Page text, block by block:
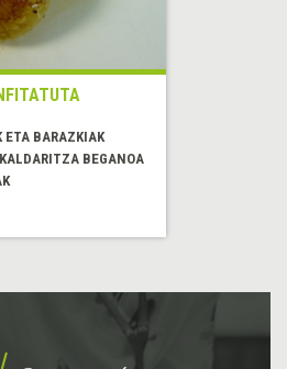
ETA BARAZKIAK
BEGANOA